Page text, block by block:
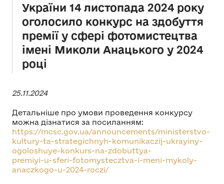
України 14 листопада 2024 року
оголосило конкурс на здобуття
премії у сфері фотомистецтва
імені Миколи Анацького у 2024
році
25.11.2024
Детальніше про умови проведення конкурсу
можна дізнатися за посиланням:
https://mcsc.gov.ua/announcements/ministerstvo-
kultury-ta-strategichnyh-komunikaczij-ukrayiny-
ogoloshuye-konkurs-na-zdobuttya-
premiyi-u-sferi-fotomystecztva-i-meni-mykoly-
anaczkogo-u-2024-roczi/